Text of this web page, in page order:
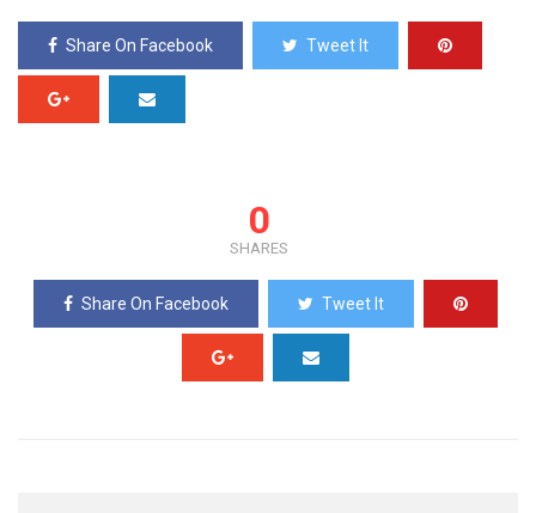
Share On Facebook Tweet It
0
SHARES
Share On Facebook Tweet It